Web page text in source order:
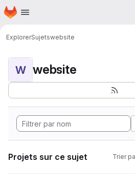
Passer au contenu principal
Page d'accueil
ExplorerSujetswebsite
W website
Projets sur ce sujet Trier